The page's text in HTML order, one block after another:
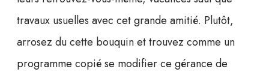
travaux usuelles avec cet grande amitié. Plutôt,
arrosez du cette bouquin et trouvez comme un
programme copié se modifier ce gérance de